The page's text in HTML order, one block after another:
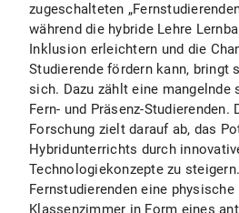
zugeschalteten
während die hybride Lehre
Inklusion erleichtern und die
Studierende fördern kann, bringt
sich. Dazu zählt eine mangelnde
Fern- und Präsenz-Studierenden.
Forschung zielt darauf ab, das
Hybridunterrichts durch
Technologiekonzepte zu
Fernstudierenden eine physische
Klassenzimmer in Form eines